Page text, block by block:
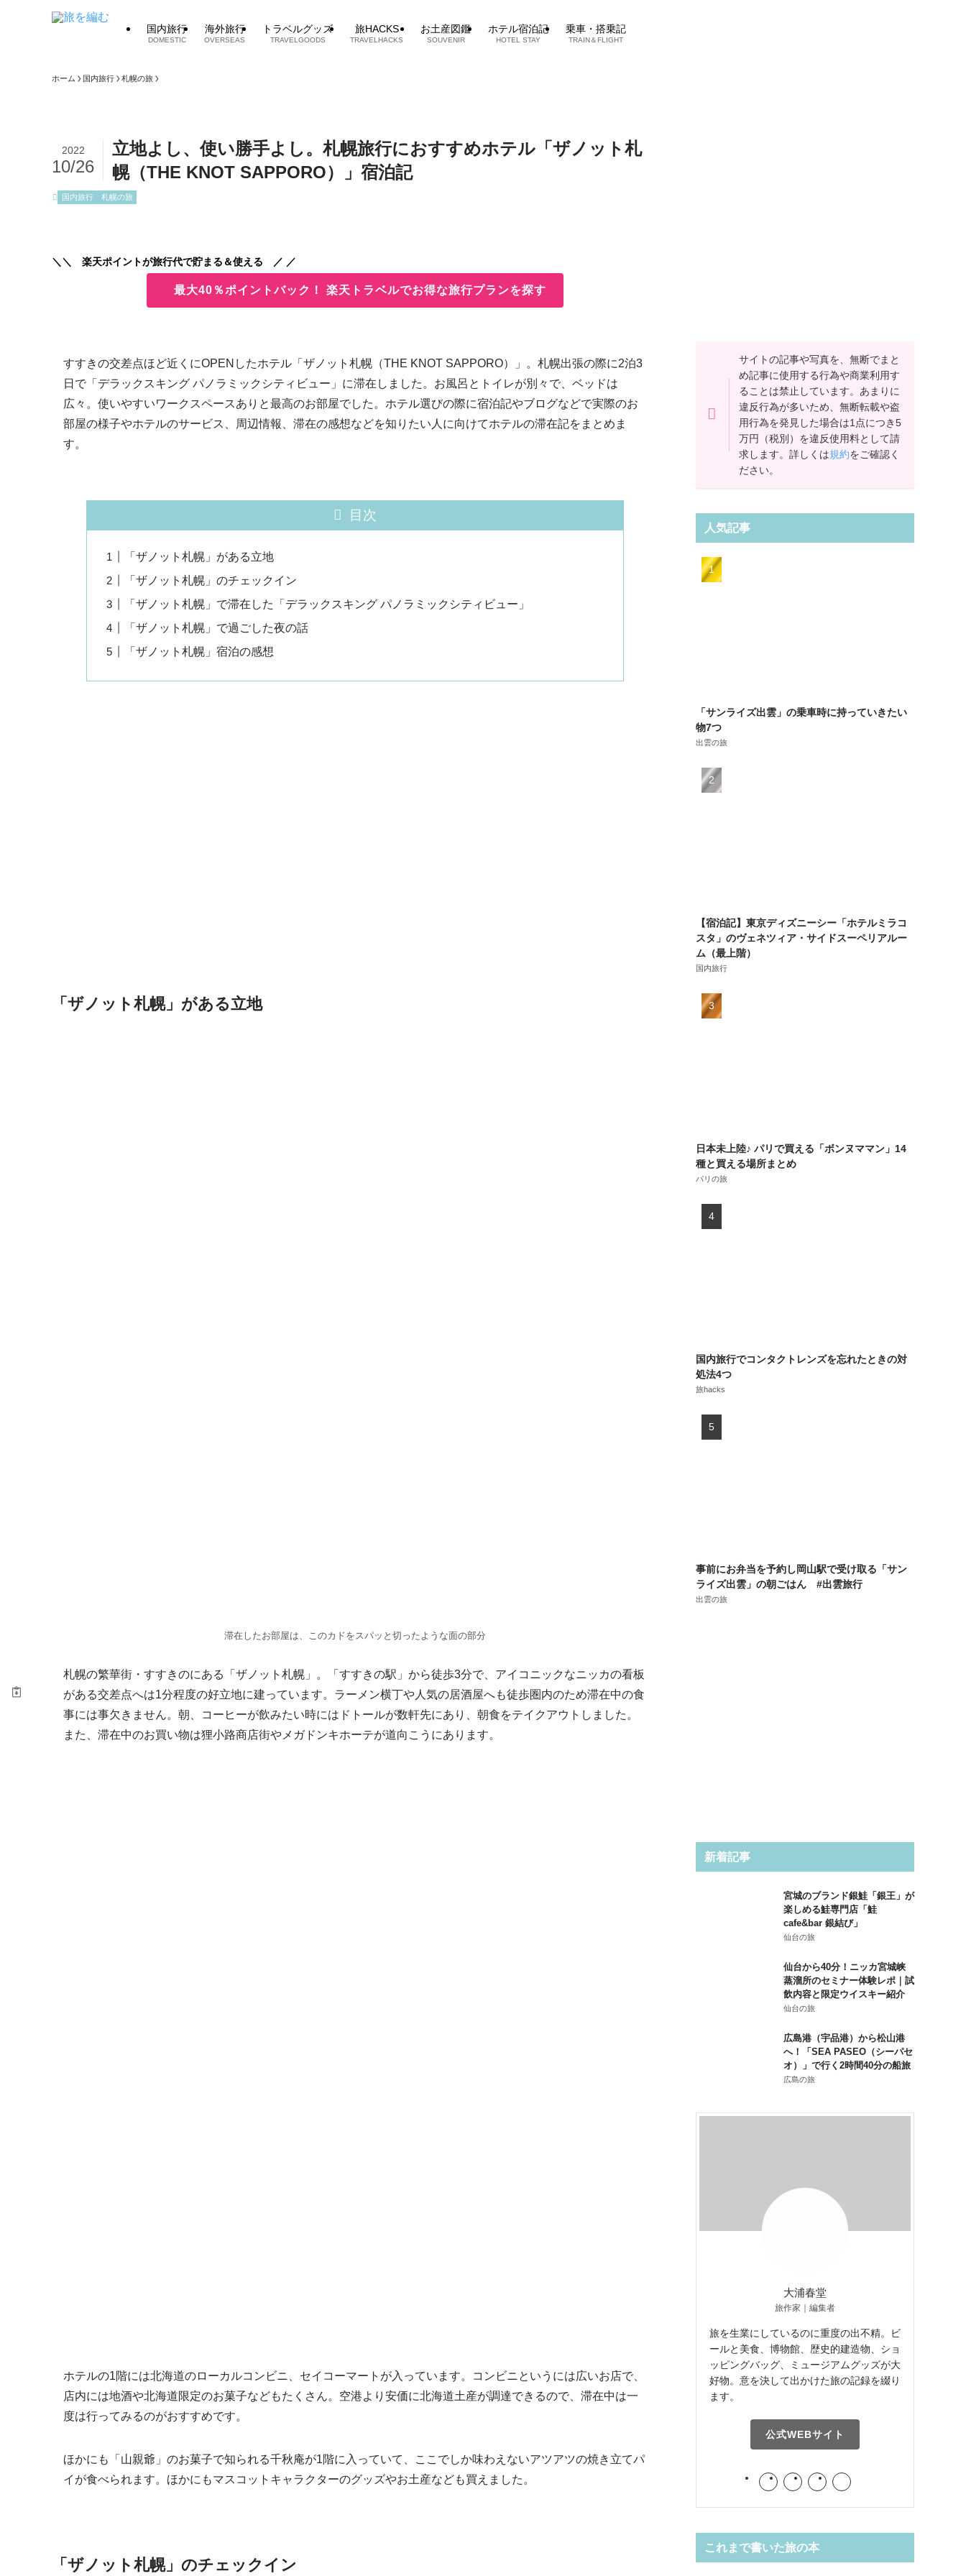
国内旅行
DOMESTIC
海外旅行
OVERSEAS
トラベルグッズ
TRAVELGOODS
旅HACKS
TRAVELHACKS
お土産図鑑
SOUVENIR
ホテル宿泊記
HOTEL STAY
乗車・搭乗記
TRAIN＆FLIGHT
ホーム 国内旅行 札幌の旅
立地よし、使い勝手よし。札幌旅行におすすめホテル「ザノット札
幌（THE KNOT SAPPORO）」宿泊記
2022
10/26
国内旅行 札幌の旅
＼＼ 楽天ポイントが旅行代で貯まる＆使える ／ ／
最大40％ポイントバック！ 楽天トラベルでお得な旅行プランを探す
すすきの交差点ほど近くにOPENしたホテル「ザノット札幌（THE KNOT SAPPORO）」。札幌出張の際に2泊3
日で「デラックスキング パノラミックシティビュー」に滞在しました。お風呂とトイレが別々で、ベッドは
広々。使いやすいワークスペースありと最高のお部屋でした。ホテル選びの際に宿泊記やブログなどで実際のお
部屋の様子やホテルのサービス、周辺情報、滞在の感想などを知りたい人に向けてホテルの滞在記をまとめま
す。
目次
「ザノット札幌」がある立地
「ザノット札幌」のチェックイン
「ザノット札幌」で滞在した「デラックスキング パノラミックシティビュー」
「ザノット札幌」で過ごした夜の話
「ザノット札幌」宿泊の感想
「ザノット札幌」がある立地
滞在したお部屋は、このカドをスパッと切ったような面の部分
札幌の繁華街・すすきのにある「ザノット札幌」。「すすきの駅」から徒歩3分で、アイコニックなニッカの看板
がある交差点へは1分程度の好立地に建っています。ラーメン横丁や人気の居酒屋へも徒歩圏内のため滞在中の食
事には事欠きません。朝、コーヒーが飲みたい時にはドトールが数軒先にあり、朝食をテイクアウトしました。
また、滞在中のお買い物は狸小路商店街やメガドンキホーテが道向こうにあります。
ホテルの1階には北海道のローカルコンビニ、セイコーマートが入っています。コンビニというには広いお店で、
店内には地酒や北海道限定のお菓子などもたくさん。空港より安価に北海道土産が調達できるので、滞在中は一
度は行ってみるのがおすすめです。
ほかにも「山親爺」のお菓子で知られる千秋庵が1階に入っていて、ここでしか味わえないアツアツの焼き立てパ
イが食べられます。ほかにもマスコットキャラクターのグッズやお土産なども買えました。
「ザノット札幌」のチェックイン
サイトの記事や写真を、無断でまと
め記事に使用する行為や商業利用す
ることは禁止しています。あまりに
違反行為が多いため、無断転載や盗
用行為を発見した場合は1点につき5
万円（税別）を違反使用料として請
求します。詳しくは規約をご確認く
ださい。
人気記事
「サンライズ出雲」の乗車時に持っていきたい
物7つ
出雲の旅
【宿泊記】東京ディズニーシー「ホテルミラコ
スタ」のヴェネツィア・サイドスーペリアルー
ム（最上階）
国内旅行
日本未上陸♪ パリで買える「ボンヌママン」14
種と買える場所まとめ
パリの旅
国内旅行でコンタクトレンズを忘れたときの対
処法4つ
旅hacks
事前にお弁当を予約し岡山駅で受け取る「サン
ライズ出雲」の朝ごはん #出雲旅行
出雲の旅
新着記事
宮城のブランド銀鮭「銀王」が
楽しめる鮭専門店「鮭
cafe&bar 銀結び」
仙台の旅
仙台から40分！ニッカ宮城峡
蒸溜所のセミナー体験レポ｜試
飲内容と限定ウイスキー紹介
仙台の旅
広島港（宇品港）から松山港
へ！「SEA PASEO（シーパセ
オ）」で行く2時間40分の船旅
広島の旅
大浦春堂
旅作家｜編集者
旅を生業にしているのに重度の出不精。ビ
ールと美食、博物館、歴史的建造物、ショ
ッピングバッグ、ミュージアムグッズが大
好物。意を決して出かけた旅の記録を綴り
ます。
公式WEBサイト
これまで書いた旅の本